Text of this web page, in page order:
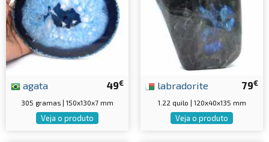
49€
agata
305 gramas | 150x130x7 mm
Veja o produto
79€
labradorite
1.22 quilo | 120x40x135 mm
Veja o produto